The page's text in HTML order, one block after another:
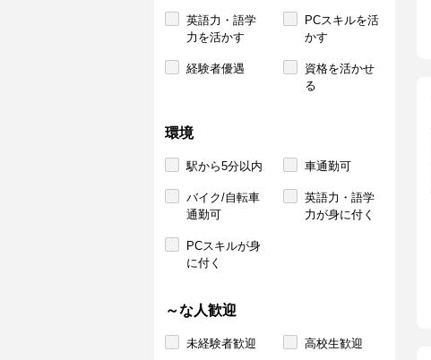
英語力・語学
力を活かす
PCスキルを活
かす
経験者優遇
資格を活かせ
る
環境
駅から5分以内 車通勤可
バイク/自転車
通勤可
英語力・語学
力が身に付く
PCスキルが身
に付く
～な人歓迎
未経験者歓迎 高校生歓迎